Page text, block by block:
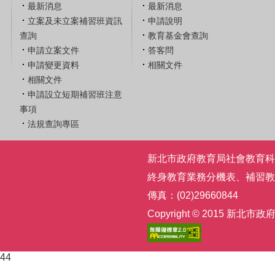
最新消息
立案及未立案補習班資訊
查詢
申請立案文件
申請變更資料
相關文件
申請設立短期補習班注意
事項
法規查詢專區
最新消息
申請說明
教育基金會查詢
答客問
相關文件
新北市政府教育局社會教育
終身教育業務分機表
補習
傳真：(02)29660844
Copyright © 2015 新北市政
44